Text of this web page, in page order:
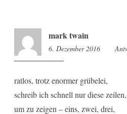
mark twain
6. Dezember 2016
ratlos, trotz enormer grübelei,
schreib ich schnell nur diese zeilen,
um zu zeigen – eins, zwei, drei,